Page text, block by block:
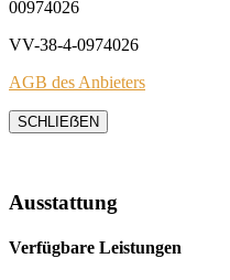
00974026
VV-38-4-0974026
AGB des Anbieters
SCHLIEẞEN
Ausstattung
Verfügbare Leistungen